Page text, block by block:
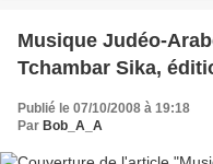
Musique Judéo-
Tchambar Sika,
Publié le 07/10/2008 à 19:18
Par Bob_A_A